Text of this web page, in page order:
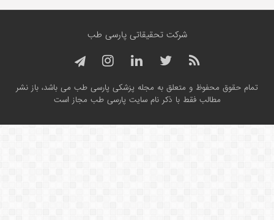
شرکت تحقیقاتی پارسی طب
تمام حقوق محفوظ و متعلق به مجله پزشکی پارسی طب می باشد، باز نشر
مطالب فقط با ذکر نام سایت پارسی طب مجاز است